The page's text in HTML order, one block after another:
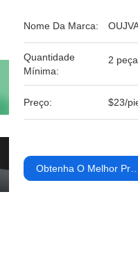
Nome Da Marca:
Quantidade
Mínima:
2
Preço: $23/
Obtenha O Melhor